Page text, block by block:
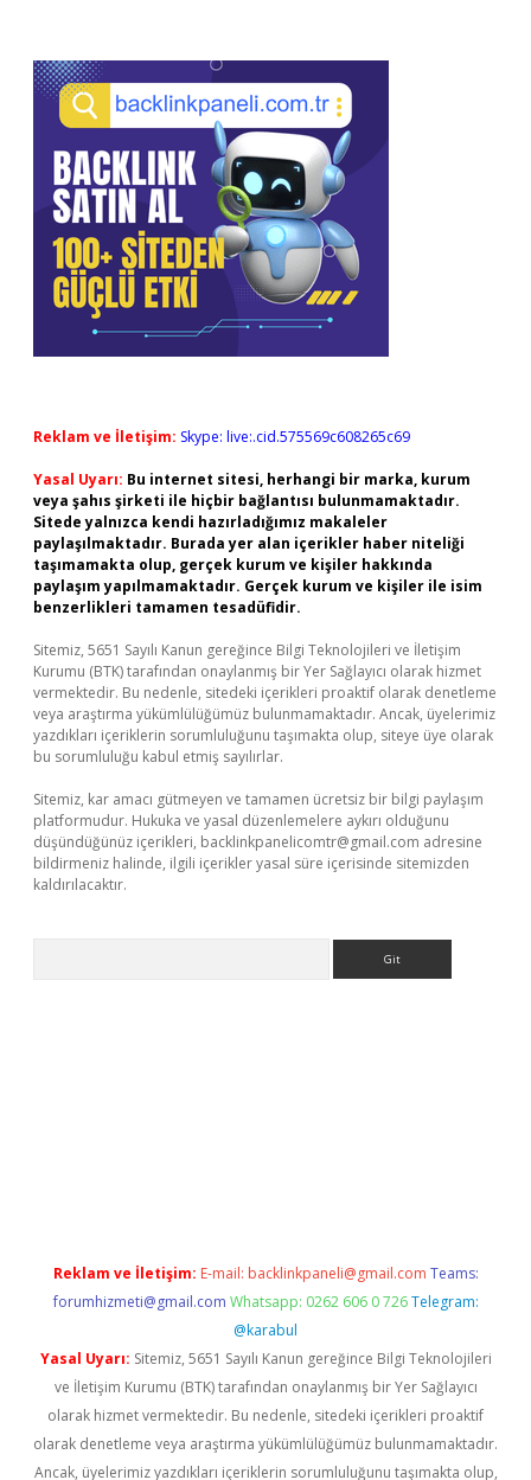
Reklam ve İletişim: Skype: live:.cid.575569c608265c69
Yasal Uyarı: Bu internet sitesi, herhangi bir marka, kurum
veya şahıs şirketi ile hiçbir bağlantısı bulunmamaktadır.
Sitede yalnızca kendi hazırladığımız makaleler
paylaşılmaktadır. Burada yer alan içerikler haber niteliği
taşımamakta olup, gerçek kurum ve kişiler hakkında
paylaşım yapılmamaktadır. Gerçek kurum ve kişiler ile isim
benzerlikleri tamamen tesadüfidir.
Sitemiz, 5651 Sayılı Kanun gereğince Bilgi Teknolojileri ve İletişim
Kurumu (BTK) tarafından onaylanmış bir Yer Sağlayıcı olarak hizmet
vermektedir. Bu nedenle, sitedeki içerikleri proaktif olarak denetleme
veya araştırma yükümlülüğümüz bulunmamaktadır. Ancak, üyelerimiz
yazdıkları içeriklerin sorumluluğunu taşımakta olup, siteye üye olarak
bu sorumluluğu kabul etmiş sayılırlar.
Sitemiz, kar amacı gütmeyen ve tamamen ücretsiz bir bilgi paylaşım
platformudur. Hukuka ve yasal düzenlemelere aykırı olduğunu
düşündüğünüz içerikleri, backlinkpanelicomtr@gmail.com adresine
bildirmeniz halinde, ilgili içerikler yasal süre içerisinde sitemizden
kaldırılacaktır.
Reklam ve İletişim: E-mail: backlinkpaneli@gmail.com Teams:
forumhizmeti@gmail.com Whatsapp: 0262 606 0 726 Telegram:
@karabul
Yasal Uyarı: Sitemiz, 5651 Sayılı Kanun gereğince Bilgi Teknolojileri
ve İletişim Kurumu (BTK) tarafından onaylanmış bir Yer Sağlayıcı
olarak hizmet vermektedir. Bu nedenle, sitedeki içerikleri proaktif
olarak denetleme veya araştırma yükümlülüğümüz bulunmamaktadır.
Ancak, üyelerimiz yazdıkları içeriklerin sorumluluğunu taşımakta olup,